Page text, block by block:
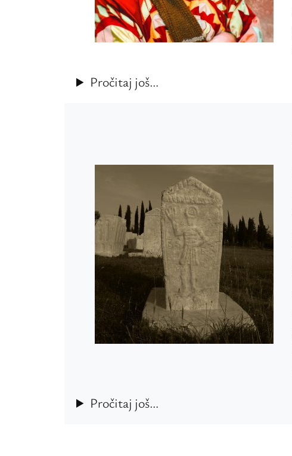
Pročitaj još…
Pročitaj još…